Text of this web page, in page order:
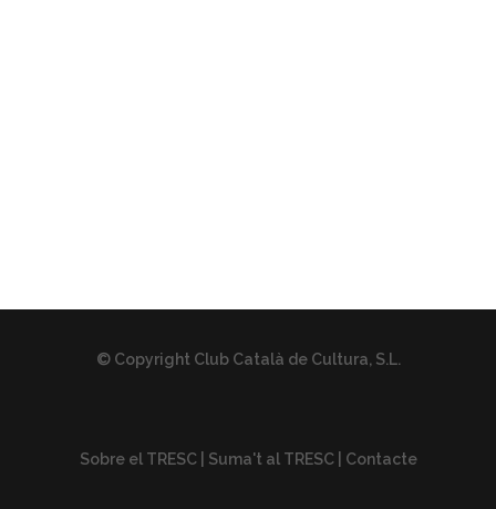
© Copyright Club Català de Cultura, S.L.
Sobre el TRESC| Suma't al TRESC| Contacte